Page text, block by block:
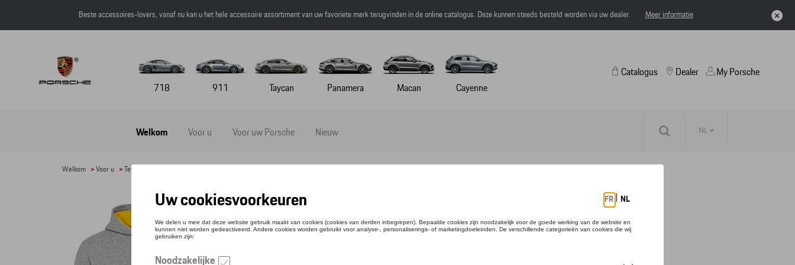
Beste accessoires-lovers, vanaf nu kan u het hele accessoire assortiment van uw favoriete merk terugvinden in de online catalogus. Deze kunnen steeds besteld worden via uw dealer. Meer informatie
718 911 Taycan Panamera Macan Cayenne
Catalogus
Welkom Voor u Voor uw Porsche Nieuw
Dealer My Porsche
NL
Welkom >Voor u >Textiel
HOODIE - MARTINI RACING
Referentie: WAP558XXX0P0MR